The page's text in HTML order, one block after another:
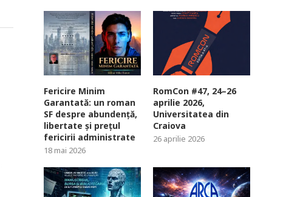
Fericire Minim
Garantată: un roman
SF despre abundență,
libertate și prețul
fericirii administrate
18 mai 2026
RomCon #47, 24–26
aprilie 2026,
Universitatea din
Craiova
26 aprilie 2026